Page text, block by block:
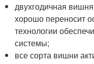
двухгодичная
хорошо переносит
технологии
системы;
все сорта вишни